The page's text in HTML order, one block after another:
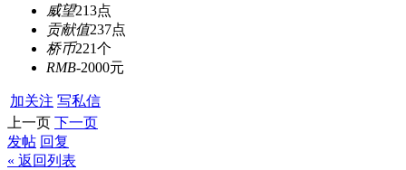
威望213点
贡献值237点
桥币221个
RMB-2000元
加关注 写私信
上一页 下一页
发帖 回复
« 返回列表